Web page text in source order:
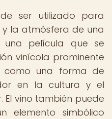
ser utilizado para
la atmósfera de una
una película que se
vinícola prominente
como una forma de
en la cultura y el
El vino también puede
elemento simbólico